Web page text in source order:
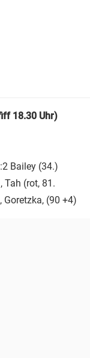
18.30 Uhr)
Bailey (34.)
Tah (rot, 81.
Goretzka, (90 +4)